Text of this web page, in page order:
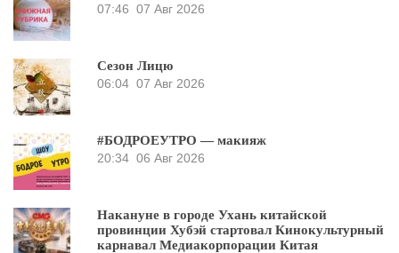
07:46 07 Авг 2026
Сезон Лицю
06:04 07 Авг 2026
#БОДРОЕУТРО — макияж
20:34 06 Авг 2026
Накануне в городе Ухань китайской
провинции Хубэй стартовал Кинокультурный
карнавал Медиакорпорации Китая